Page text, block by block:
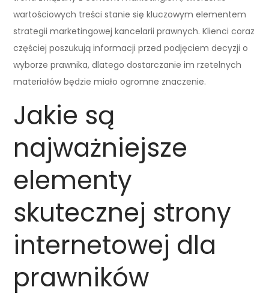
wartościowych treści stanie się kluczowym elementem
strategii marketingowej kancelarii prawnych. Klienci coraz
częściej poszukują informacji przed podjęciem decyzji o
wyborze prawnika, dlatego dostarczanie im rzetelnych
materiałów będzie miało ogromne znaczenie.
Jakie są
najważniejsze
elementy
skutecznej strony
internetowej dla
prawników